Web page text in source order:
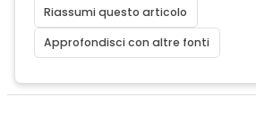
Riassumi questo articolo
Approfondisci con altre fonti